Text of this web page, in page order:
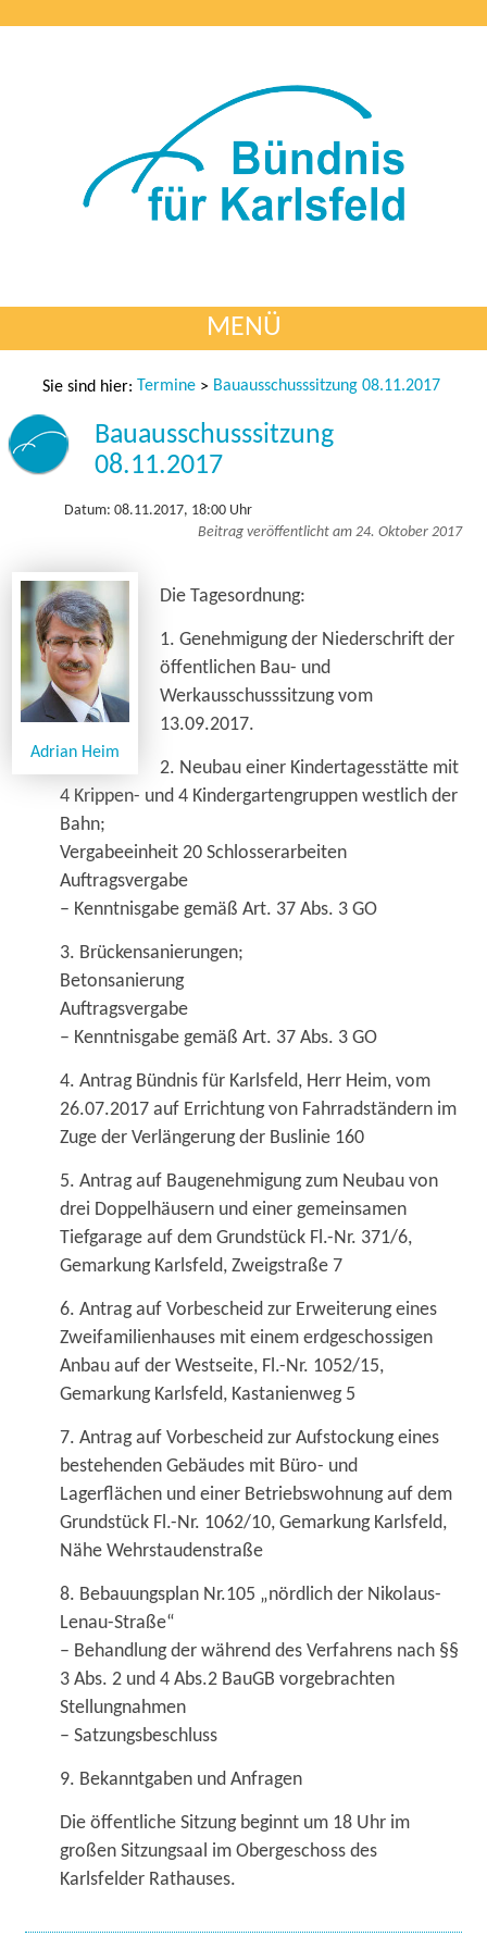
MENÜ
Sie sind hier: Termine > Bauausschusssitzung 08.11.2017
Bauausschusssitzung
08.11.2017
Datum: 08.11.2017, 18:00 Uhr
Beitrag veröffentlicht am 24. Oktober 2017
Adrian Heim
Die Tagesordnung:
1. Genehmigung der Niederschrift der
öffentlichen Bau- und
Werkausschusssitzung vom
13.09.2017.
2. Neubau einer Kindertagesstätte mit
4 Krippen- und 4 Kindergartengruppen westlich der
Bahn;
Vergabeeinheit 20 Schlosserarbeiten
Auftragsvergabe
– Kenntnisgabe gemäß Art. 37 Abs. 3 GO
3. Brückensanierungen;
Betonsanierung
Auftragsvergabe
– Kenntnisgabe gemäß Art. 37 Abs. 3 GO
4. Antrag Bündnis für Karlsfeld, Herr Heim, vom
26.07.2017 auf Errichtung von Fahrradständern im
Zuge der Verlängerung der Buslinie 160
5. Antrag auf Baugenehmigung zum Neubau von
drei Doppelhäusern und einer gemeinsamen
Tiefgarage auf dem Grundstück Fl.-Nr. 371/6,
Gemarkung Karlsfeld, Zweigstraße 7
6. Antrag auf Vorbescheid zur Erweiterung eines
Zweifamilienhauses mit einem erdgeschossigen
Anbau auf der Westseite, Fl.-Nr. 1052/15,
Gemarkung Karlsfeld, Kastanienweg 5
7. Antrag auf Vorbescheid zur Aufstockung eines
bestehenden Gebäudes mit Büro- und
Lagerflächen und einer Betriebswohnung auf dem
Grundstück Fl.-Nr. 1062/10, Gemarkung Karlsfeld,
Nähe Wehrstaudenstraße
8. Bebauungsplan Nr.105 „nördlich der Nikolaus-
Lenau-Straße“
– Behandlung der während des Verfahrens nach §§
3 Abs. 2 und 4 Abs.2 BauGB vorgebrachten
Stellungnahmen
– Satzungsbeschluss
9. Bekanntgaben und Anfragen
Die öffentliche Sitzung beginnt um 18 Uhr im
großen Sitzungsaal im Obergeschoss des
Karlsfelder Rathauses.